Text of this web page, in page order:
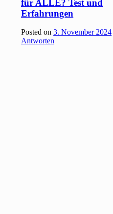
für ALLE? Test und
Erfahrungen
Posted on3. November 2024
Antworten